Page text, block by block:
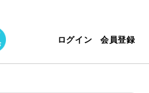
ログイン 会員登録